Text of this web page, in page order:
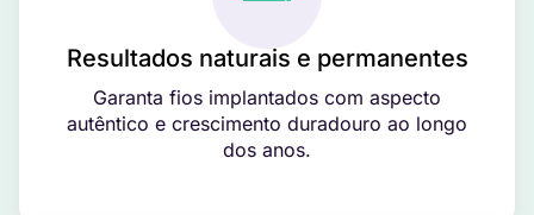
Resultados naturais e permanentes
Garanta fios implantados com aspecto
autêntico e crescimento duradouro ao longo
dos anos.